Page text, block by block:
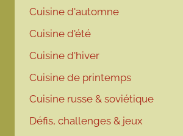
Cuisine d'automne
Cuisine d'été
Cuisine d'hiver
Cuisine de printemps
Cuisine russe & soviétique
Défis, challenges & jeux